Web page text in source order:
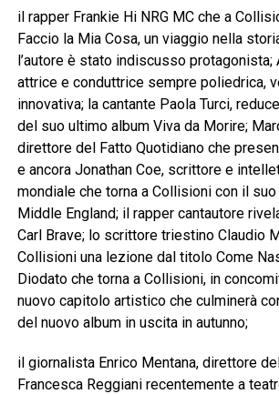
il rapper Frankie Hi NRG MC che a
Faccio la Mia Cosa, un viaggio nella
l’autore è stato indiscusso protagonista;
attrice e conduttrice sempre poliedrica,
innovativa; la cantante Paola Turci,
del suo ultimo album Viva da Morire;
direttore del Fatto Quotidiano che
e ancora Jonathan Coe, scrittore e
mondiale che torna a Collisioni con il
Middle England; il rapper cantautore
Carl Brave; lo scrittore triestino Claudio
Collisioni una lezione dal titolo Come
Diodato che torna a Collisioni, in
nuovo capitolo artistico che culminerà
del nuovo album in uscita in autunno;
il giornalista Enrico Mentana, direttore
Francesca Reggiani recentemente a